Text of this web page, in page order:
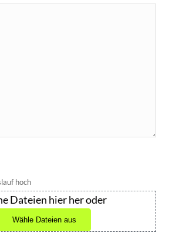
hoch
Dateien hier her oder
Wähle Dateien aus